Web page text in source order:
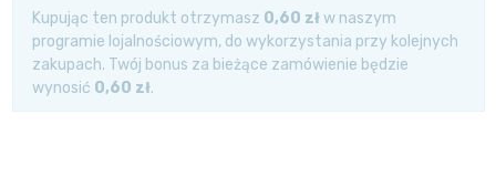
Kupując ten produkt otrzymasz 0,60 złw naszym
programie lojalnościowym, do wykorzystania przy kolejnych
zakupach. Twój bonus za bieżące zamówienie będzie
wynosić 0,60 zł.